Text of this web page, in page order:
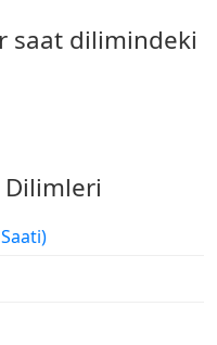
saat dilimindeki
Dilimleri